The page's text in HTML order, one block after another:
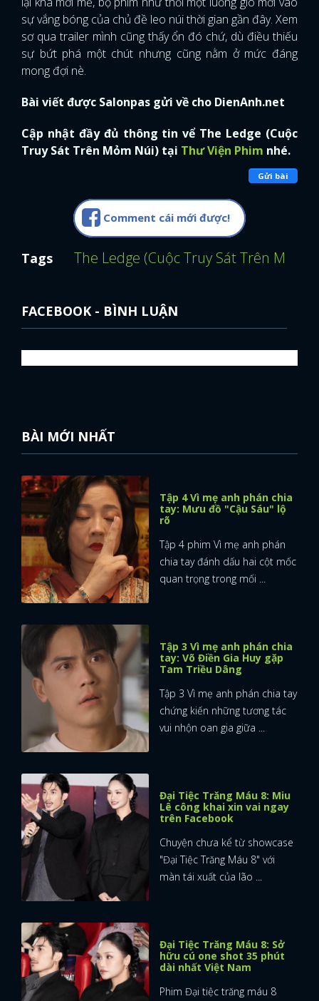
FACEBOOK GOOGLE
sự vắng bóng của chủ đề leo núi thời gian gần đây. Xem
sơ qua trailer mình cũng thấy ổn đó chứ, dù điều thiếu
sự bứt phá một chút nhưng cũng nằm ở mức đáng
mong đợi nè.
Bài viết được Salonpas gửi về cho DienAnh.net
Cập nhật đầy đủ thông tin vể The Ledge (Cuộc
Truy Sát Trên Mỏm Núi) tại Thư Viện Phim nhé.
Gửi bài
Comment cái mới được!
Tags The Ledge (Cuộc Truy Sát Trên Mỏm
FACEBOOK - BÌNH LUẬN
BÀI MỚI NHẤT
Tập 4 Vì mẹ anh phán chia
tay: Mưu đồ "Cậu Sáu" lộ
rõ
Tập 4 phim Vì mẹ anh phán
chia tay đánh dấu hai cột mốc
quan trọng trong mối ...
Tập 3 Vì mẹ anh phán chia
tay: Võ Điền Gia Huy gặp
Tam Triều Dâng
Tập 3 Vì mẹ anh phán chia tay
chứng kiến những tương tác
vui nhộn oan gia giữa ...
Đại Tiệc Trăng Máu 8: Miu
Lê công khai xin vai ngay
trên Facebook
Chuyện chưa kể từ showcase
"Đại Tiệc Trăng Máu 8" với
màn tái xuất của lão ...
Đại Tiệc Trăng Máu 8: Sở
hữu cú one shot 35 phút
dài nhất Việt Nam
Phim Đại tiệc trăng máu 8